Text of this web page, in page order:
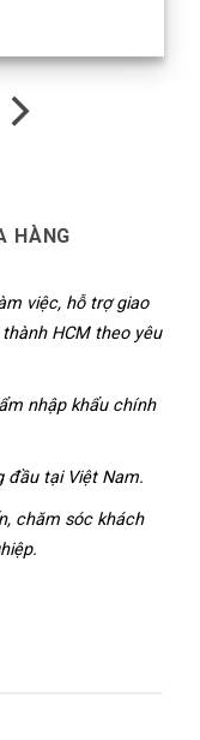
HÀNG
việc, hỗ trợ giao
HCM theo yêu
nhập khẩu chính
đầu tại Việt Nam.
chăm sóc khách